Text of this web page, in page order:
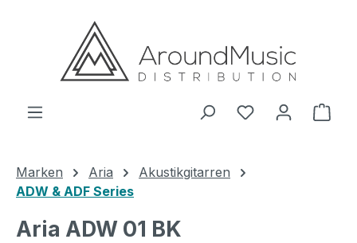
Zum Hauptinhalt springen
Marken Aria
Akustikgitarren
ADW & ADF Series
Aria ADW 01 BK